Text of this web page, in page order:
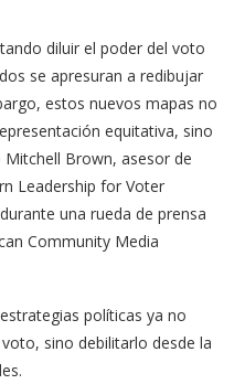
diluir el poder del voto
se apresuran a redibujar
estos nuevos mapas no
equitativa, sino
Brown, asesor de
Leadership for Voter
una rueda de prensa
Community Media
políticas ya no
sino debilitarlo desde la